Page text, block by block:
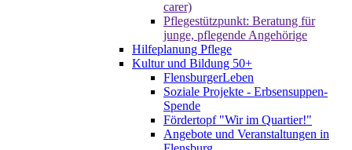
carer)
Pflegestützpunkt: Beratung für
junge, pflegende Angehörige
Hilfeplanung Pflege
Kultur und Bildung 50+
FlensburgerLeben
Soziale Projekte - Erbsensuppen-
Spende
Fördertopf "Wir im Quartier!"
Angebote und Veranstaltungen in